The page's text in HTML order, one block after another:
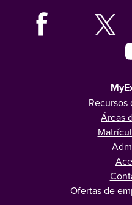
Recursos
Áreas
Ofertas de